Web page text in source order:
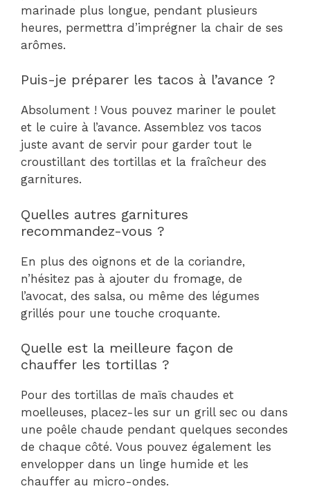
marinade plus longue, pendant plusieurs
heures, permettra d’imprégner la chair de ses
arômes.
Puis-je préparer les tacos à l’avance ?
Absolument ! Vous pouvez mariner le poulet
et le cuire à l’avance. Assemblez vos tacos
juste avant de servir pour garder tout le
croustillant des tortillas et la fraîcheur des
garnitures.
Quelles autres garnitures
recommandez-vous ?
En plus des oignons et de la coriandre,
n’hésitez pas à ajouter du fromage, de
l’avocat, des salsa, ou même des légumes
grillés pour une touche croquante.
Quelle est la meilleure façon de
chauffer les tortillas ?
Pour des tortillas de maïs chaudes et
moelleuses, placez-les sur un grill sec ou dans
une poêle chaude pendant quelques secondes
de chaque côté. Vous pouvez également les
envelopper dans un linge humide et les
chauffer au micro-ondes.